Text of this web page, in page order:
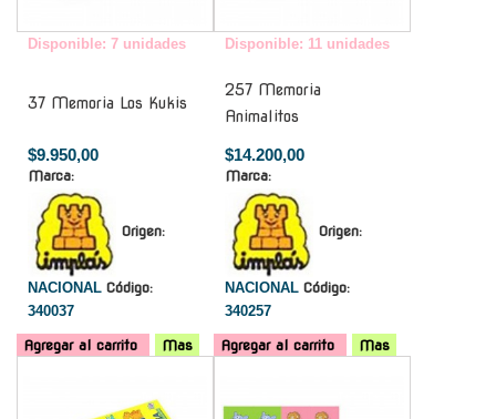
Disponible: 7 unidades
37 Memoria Los Kukis
$9.950,00
Marca:
Origen:
NACIONAL Código:
340037
Agregar al carrito Mas
Disponible: 11 unidades
257 Memoria
Animalitos
$14.200,00
Marca:
Origen:
NACIONAL Código:
340257
Agregar al carrito
Mas